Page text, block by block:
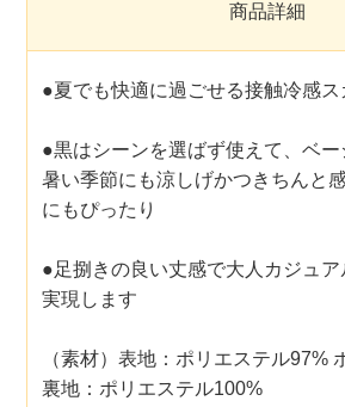
商品詳細
●夏でも快適に過ごせる接触冷感ス
●黒はシーンを選ばず使えて、ベ
暑い季節にも涼しげかつきちんと
にもぴったり
●足捌きの良い丈感で大人カジュ
実現します
（素材）表地：ポリエステル97%
裏地：ポリエステル100%